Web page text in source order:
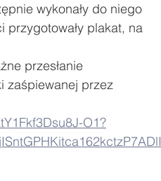
wykonały do niego
przygotowały plakat, na
przesłanie
zaśpiewanej przez
O1?